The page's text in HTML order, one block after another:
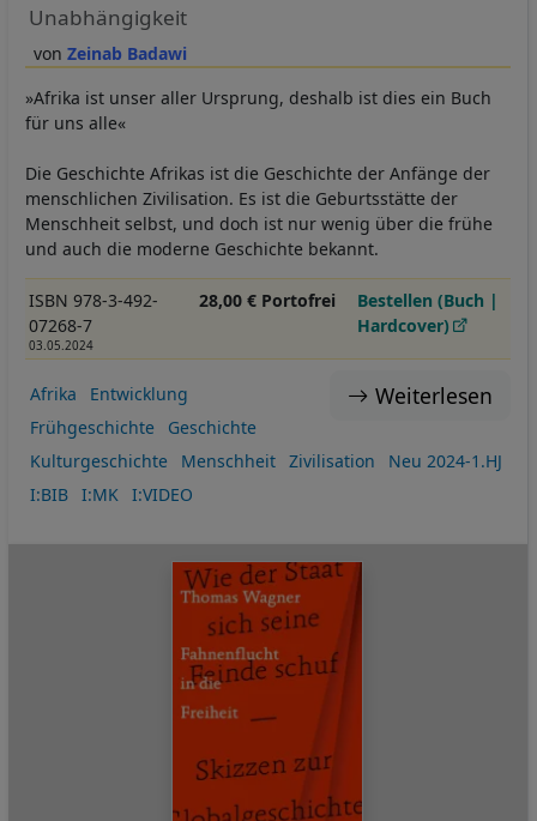
Zeinab Badawi
Unabhängigkeit
»Afrika ist unser aller Ursprung, deshalb ist dies ein Buch
für uns alle«
Die Geschichte Afrikas ist die Geschichte der Anfänge der
menschlichen Zivilisation. Es ist die Geburtsstätte der
Menschheit selbst, und doch ist nur wenig über die frühe
und auch die moderne Geschichte bekannt.
ISBN 978-3-492-
07268-7
03.05.2024
28,00 € Portofrei
Bestellen (Buch |
Hardcover)
Weiterlesen
Afrika
Entwicklung
Frühgeschichte
Geschichte
Kulturgeschichte
Menschheit Zivilisation
Neu 2024-1.HJ
I:BIB
I:MK I:VIDEO